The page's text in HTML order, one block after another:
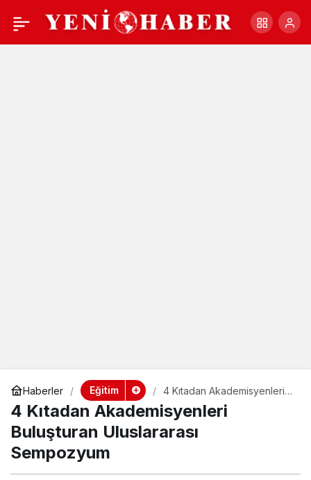
Haberler Eğitim
4 Kıtadan Akademisyenleri
Buluşturan Uluslararası
Sempozyum
4 Kıtadan Akademisyenleri
Buluşturan Uluslararası
Sempozyum
Cunda’nın Tarihi Dokusu + - Paylaş